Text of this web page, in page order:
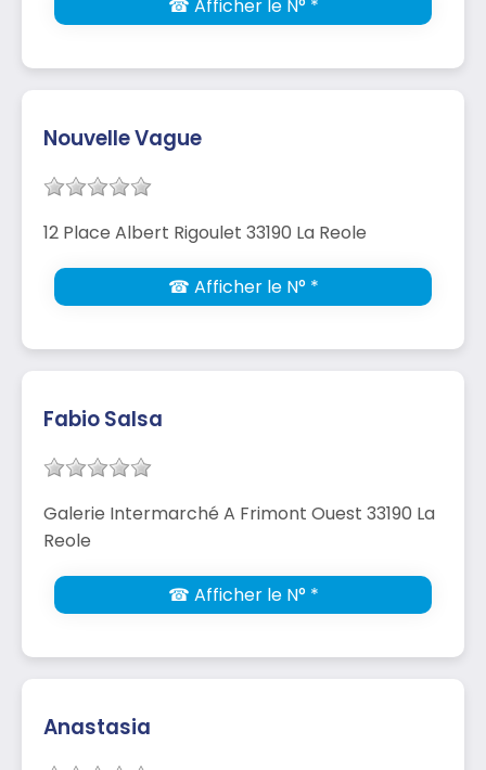
☎ Afficher le N° *
Nouvelle Vague
12 Place Albert Rigoulet 33190 La Reole
☎ Afficher le N° *
Fabio Salsa
Galerie Intermarché A Frimont Ouest 33190 La
Reole
☎ Afficher le N° *
Anastasia